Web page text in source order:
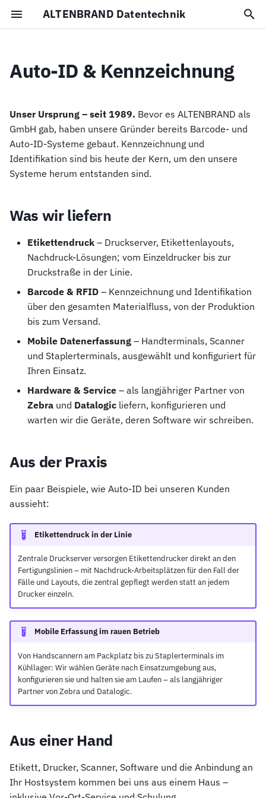
ALTENBRAND Datentechnik
e
w
d
r
t
Was wir liefern
Aus der Praxis
Aus einer Hand
Impressum
Datenschutz
Auto-ID & Kennzeichnung
Unser Ursprung – seit 1989. Bevor es ALTENBRAND als
GmbH gab, haben unsere Gründer bereits Barcode- und
Auto-ID-Systeme gebaut. Kennzeichnung und
Identifikation sind bis heute der Kern, um den unsere
Systeme herum entstanden sind.
Was wir liefern
Etikettendruck – Druckserver, Etikettenlayouts,
Nachdruck-Lösungen; vom Einzeldrucker bis zur
Druckstraße in der Linie.
Barcode & RFID – Kennzeichnung und Identifikation
über den gesamten Materialfluss, von der Produktion
bis zum Versand.
Mobile Datenerfassung – Handterminals, Scanner
und Staplerterminals, ausgewählt und konfiguriert für
Ihren Einsatz.
Hardware & Service – als langjähriger Partner von
Zebra und Datalogic liefern, konfigurieren und
warten wir die Geräte, deren Software wir schreiben.
Aus der Praxis
Ein paar Beispiele, wie Auto-ID bei unseren Kunden
aussieht:
Etikettendruck in der Linie
Zentrale Druckserver versorgen Etikettendrucker direkt an den
Fertigungslinien – mit Nachdruck-Arbeitsplätzen für den Fall der
Fälle und Layouts, die zentral gepflegt werden statt an jedem
Drucker einzeln.
Mobile Erfassung im rauen Betrieb
Von Handscannern am Packplatz bis zu Staplerterminals im
Kühllager: Wir wählen Geräte nach Einsatzumgebung aus,
konfigurieren sie und halten sie am Laufen – als langjähriger
Partner von Zebra und Datalogic.
Aus einer Hand
Etikett, Drucker, Scanner, Software und die Anbindung an
Ihr Hostsystem kommen bei uns aus einem Haus –